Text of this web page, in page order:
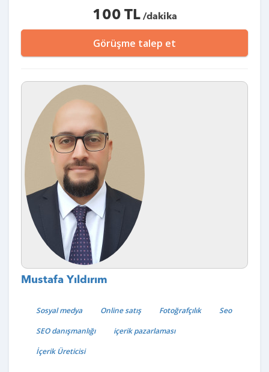
100 TL/dakika
Görüşme talep et
Mustafa Yıldırım
Sosyal medya Online satış Fotoğrafçılık
Seo
SEO danışmanlığı
içerik pazarlaması
İçerik Üreticisi